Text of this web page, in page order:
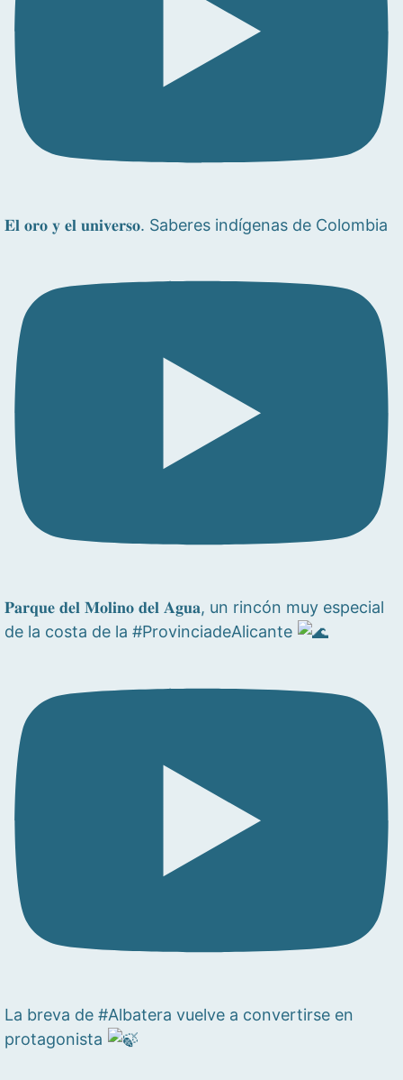
𝐄𝐥 𝐨𝐫𝐨 𝐲 𝐞𝐥 𝐮𝐧𝐢𝐯𝐞𝐫𝐬𝐨. Saberes indígenas de Colombia
𝐏𝐚𝐫𝐪𝐮𝐞 𝐝𝐞𝐥 𝐌𝐨𝐥𝐢𝐧𝐨 𝐝𝐞𝐥 𝐀𝐠𝐮𝐚, un rincón muy especial
de la costa de la #ProvinciadeAlicante
La breva de #Albatera vuelve a convertirse en
protagonista